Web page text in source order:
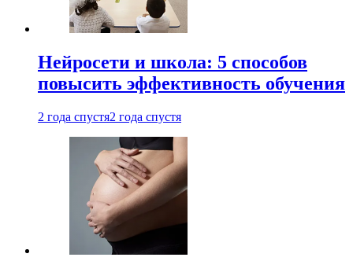
Нейросети и школа: 5 способов
повысить эффективность обучения
2 года спустя2 года спустя